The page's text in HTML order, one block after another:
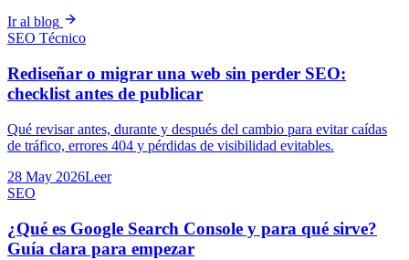
Ir al blog
SEO Técnico
Rediseñar o migrar una web sin perder SEO:
checklist antes de publicar
Qué revisar antes, durante y después del cambio para evitar caídas
de tráfico, errores 404 y pérdidas de visibilidad evitables.
28 May 2026Leer
SEO
¿Qué es Google Search Console y para qué sirve?
Guía clara para empezar